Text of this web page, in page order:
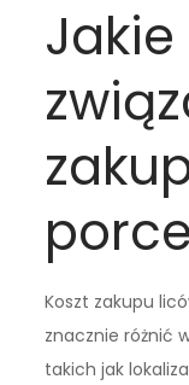
Koszt zakupu
znacznie różnić
takich jak